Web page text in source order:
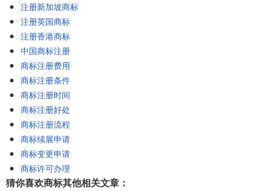
注册新加坡商标
注册英国商标
注册香港商标
中国商标注册
商标注册费用
商标注册条件
商标注册时间
商标注册好处
商标注册流程
商标续展申请
商标变更申请
商标许可办理
猜你喜欢商标其他相关文章：